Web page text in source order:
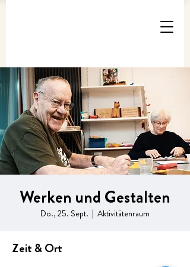
Werken und Gestalten
Do., 25. Sept.
  |
Aktivitätenraum
Zeit & Ort